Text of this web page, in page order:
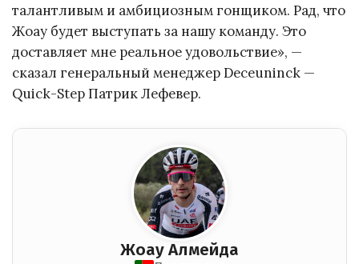
талантливым и амбициозным гонщиком. Рад, что
Жоау будет выступать за нашу команду. Это
доставляет мне реальное удовольствие», —
сказал генеральный менеджер Deceuninck —
Quick-Step Патрик Лефевер.
Жоау Алмейда